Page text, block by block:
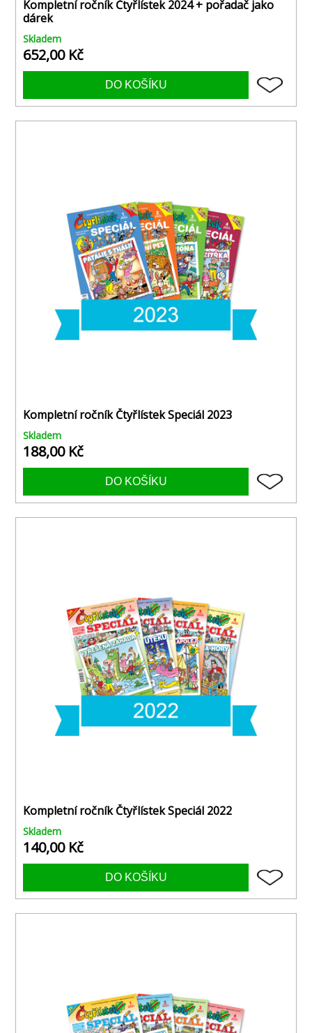
Kompletní ročník Čtyřlístek 2024 + pořadač jako
dárek
Skladem
652,00 Kč
Kompletní ročník Čtyřlístek Speciál 2023
Skladem
188,00 Kč
Kompletní ročník Čtyřlístek Speciál 2022
Skladem
140,00 Kč